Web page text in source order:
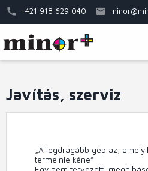
tartalomra
+421 918 629 040
navigáció
Javítás, szerviz
„A legdrágább gép az,
termelnie kéne”
Egy nem tervezett,